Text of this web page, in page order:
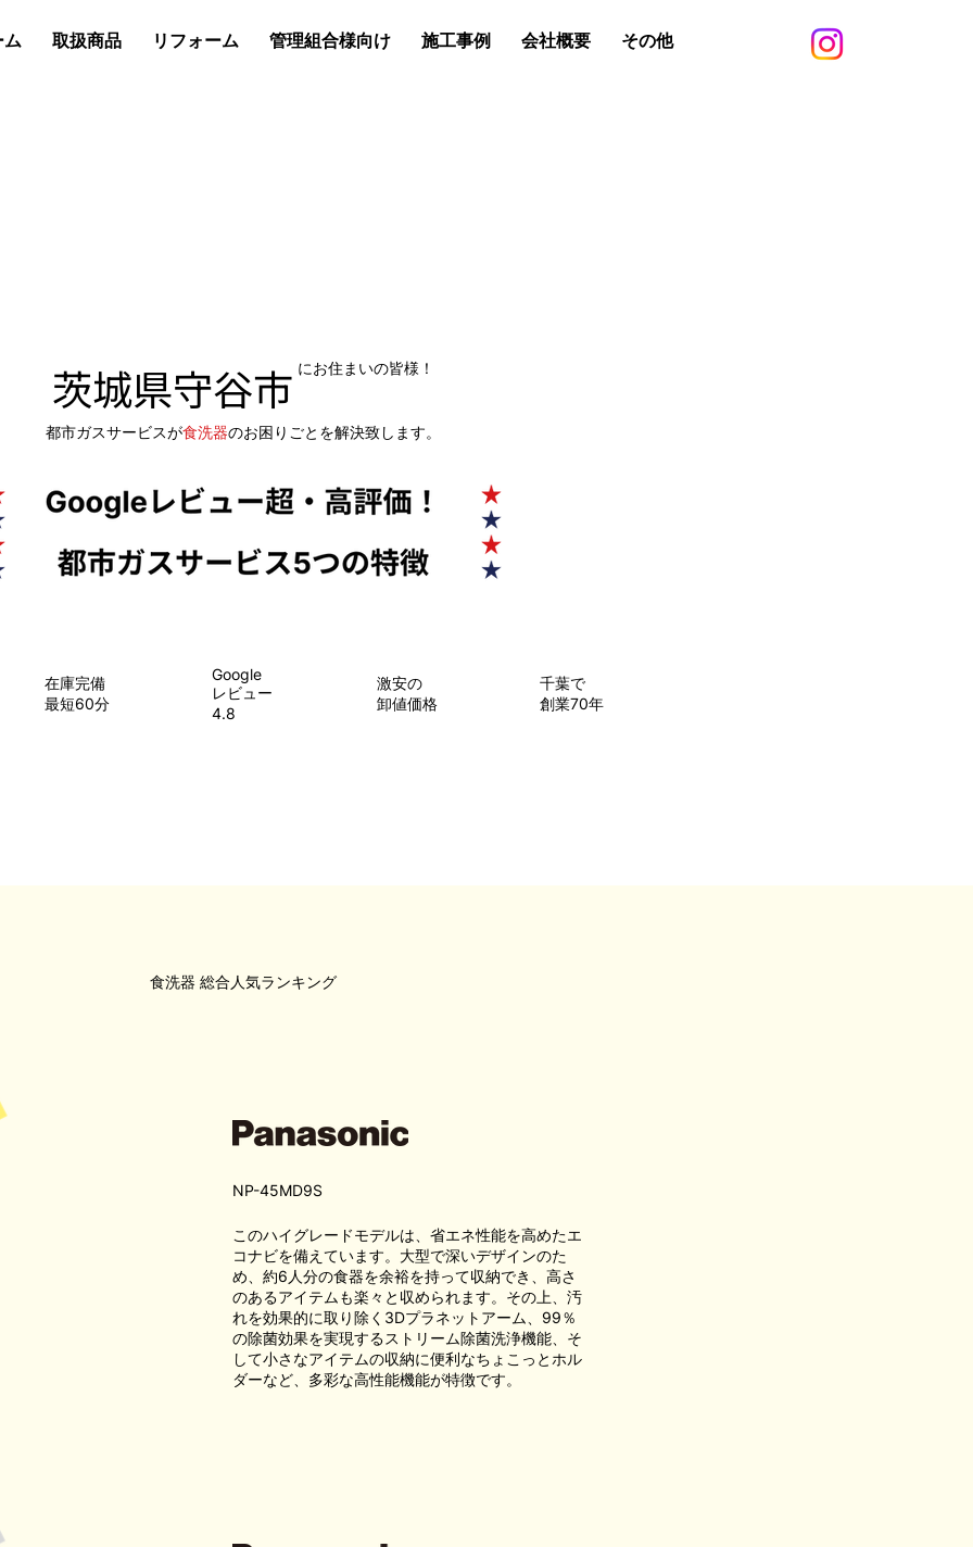
ム 取扱商品 リフォーム 管理組合様向け 施工事例 会社概要 その他
にお住まいの皆様！
茨城県守谷市
都市ガスサービスが食洗器のお困りごとを解決致します。
在庫完備
最短60分
Google
レビュー
4.8
​激安の
卸値価格
千葉で
創業70年
総合人気ランキング
食洗器
このハイグレードモデルは、省エネ性能を高めたエ
コナビを備えています。大型で深いデザインのた
め、約6人分の食器を余裕を持って収納でき、高さ
のあるアイテムも楽々と収められます。その上、汚
れを効果的に取り除く3Dプラネットアーム、99％
の除菌効果を実現するストリーム除菌洗浄機能、そ
して小さなアイテムの収納に便利なちょこっとホル
ダーなど、多彩な高性能機能が特徴です。
NP-45MD9S